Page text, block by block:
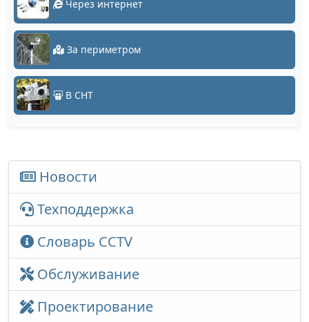
Через интернет
За периметром
В СНТ
Новости
Техподдержка
Словарь CCTV
Обслуживание
Проектирование